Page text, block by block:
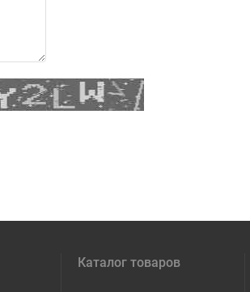
Каталог товаров